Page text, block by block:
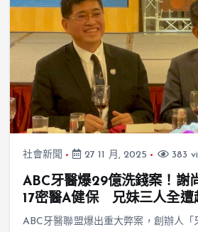
社會新聞 27 11 月, 2025 383
ABC牙醫爆29億洗錢案！謝
17密醫A健保 兄妹三人全遭
ABC牙醫聯盟爆出重大弊案，創辦人「